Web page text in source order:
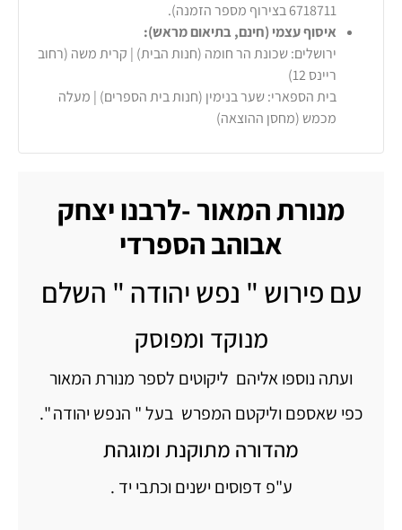
6718711 בצירוף מספר הזמנה).
איסוף עצמי (חינם, בתיאום מראש):
ירושלים: שכונת הר חומה (חנות הבית) | קרית משה (רחוב
ריינס 12)
בית הספארי: שער בנימין (חנות בית הספרים) | מעלה
מכמש (מחסן ההוצאה)
מנורת המאור -לרבנו יצחק
אבוהב הספרדי
עם פירוש " נפש יהודה " השלם
מנוקד ומפוסק
ועתה נוספו אליהם ליקוטים לספר מנורת המאור
כפי שאספם וליקטם המפרש בעל " הנפש יהודה ".
מהדורה מתוקנת ומוגהת
ע"פ דפוסים ישנים וכתבי יד .